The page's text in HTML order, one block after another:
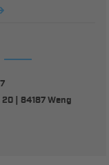
| 84187 Weng